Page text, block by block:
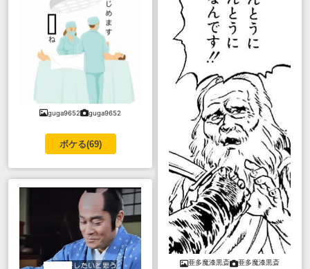
guga9652 guga9652
ボケる(69)
亜多魔漆黒斎 亜多魔漆黒斎